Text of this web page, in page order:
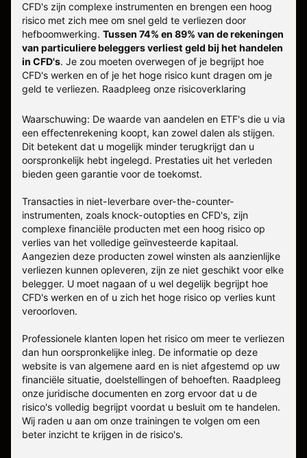
CFD's zijn complexe instrumenten en brengen een hoog
risico met zich mee om snel geld te verliezen door
hefboomwerking. Tussen 74% en 89% van de rekeningen
van particuliere beleggers verliest geld bij het handelen
in CFD's. Je zou moeten overwegen of je begrijpt hoe
CFD's werken en of je het hoge risico kunt dragen om je
geld te verliezen. Raadpleeg onze risicoverklaring
Waarschuwing: De waarde van aandelen en ETF's die u via
een effectenrekening koopt, kan zowel dalen als stijgen.
Dit betekent dat u mogelijk minder terugkrijgt dan u
oorspronkelijk hebt ingelegd. Prestaties uit het verleden
bieden geen garantie voor de toekomst.
Transacties in niet-leverbare over-the-counter-
instrumenten, zoals knock-outopties en CFD's, zijn
complexe financiële producten met een hoog risico op
verlies van het volledige geïnvesteerde kapitaal.
Aangezien deze producten zowel winsten als aanzienlijke
verliezen kunnen opleveren, zijn ze niet geschikt voor elke
belegger. U moet nagaan of u wel degelijk begrijpt hoe
CFD's werken en of u zich het hoge risico op verlies kunt
veroorloven.
Professionele klanten lopen het risico om meer te verliezen
dan hun oorspronkelijke inleg. De informatie op deze
website is van algemene aard en is niet afgestemd op uw
financiële situatie, doelstellingen of behoeften. Raadpleeg
onze juridische documenten en zorg ervoor dat u de
risico's volledig begrijpt voordat u besluit om te handelen.
Wij raden u aan om onze trainingen te volgen om een
beter inzicht te krijgen in de risico's.